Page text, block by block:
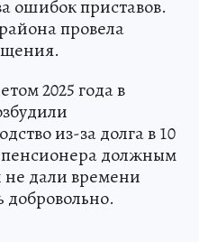
ошибок приставов.
провела
2025 года в
из-за долга в 10
должным
не дали времени
добровольно.